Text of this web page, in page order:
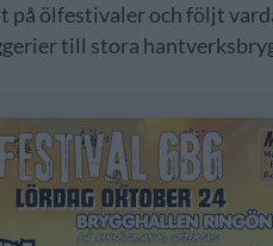
ölfestivaler och följt
till stora